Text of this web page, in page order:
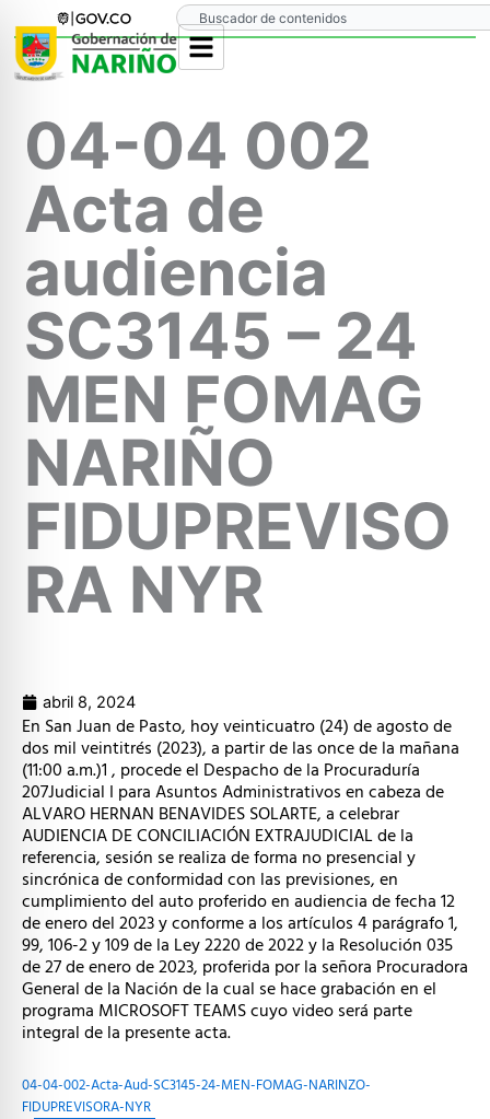
contenido
Search
04-04 002
Acta de
audiencia
SC3145 – 24
MEN FOMAG
NARIÑO
FIDUPREVISO
RA NYR
abril 8, 2024
En San Juan de Pasto, hoy veinticuatro (24) de agosto de
dos mil veintitrés (2023), a partir de las once de la mañana
(11:00 a.m.)1 , procede el Despacho de la Procuraduría
207Judicial I para Asuntos Administrativos en cabeza de
ALVARO HERNAN BENAVIDES SOLARTE, a celebrar
AUDIENCIA DE CONCILIACIÓN EXTRAJUDICIAL de la
referencia, sesión se realiza de forma no presencial y
sincrónica de conformidad con las previsiones, en
cumplimiento del auto proferido en audiencia de fecha 12
de enero del 2023 y conforme a los artículos 4 parágrafo 1,
99, 106-2 y 109 de la Ley 2220 de 2022 y la Resolución 035
de 27 de enero de 2023, proferida por la señora Procuradora
General de la Nación de la cual se hace grabación en el
programa MICROSOFT TEAMS cuyo video será parte
integral de la presente acta.
04-04-002-Acta-Aud-SC3145-24-MEN-FOMAG-NARINZO-
FIDUPREVISORA-NYR